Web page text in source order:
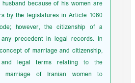
husband because of his women are
by the legislatures in Article 1060
however, the citizenship of a
any precedent in legal records. In
of marriage and citizenship,
and legal terms relating to the
marriage of Iranian women to